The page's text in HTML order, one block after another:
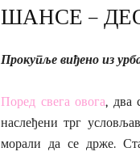
ШАНСЕ –
Прокупље виђено из
Поред свега овога, два
наслеђени трг
морали да се држе.